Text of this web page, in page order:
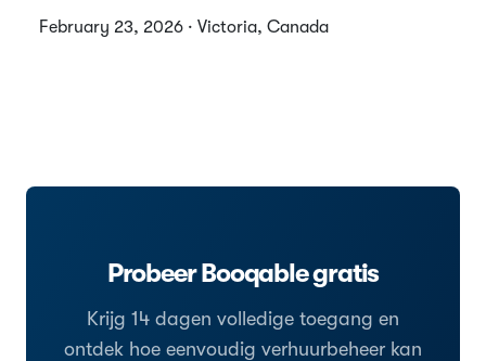
February 23, 2026 · Victoria, Canada
Probeer Booqable gratis
Krijg 14 dagen volledige toegang en
ontdek hoe eenvoudig verhuurbeheer kan